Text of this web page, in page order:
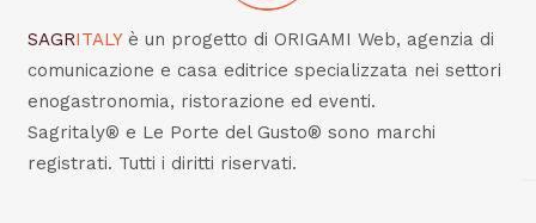
SAGRITALY è un progetto di ORIGAMI Web, agenzia di
comunicazione e casa editrice specializzata nei settori
enogastronomia, ristorazione ed eventi.
Sagritaly® e Le Porte del Gusto® sono marchi
registrati. Tutti i diritti riservati.